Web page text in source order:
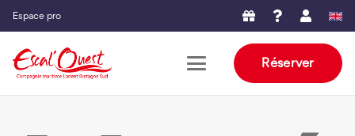
Espace pro
Réserver